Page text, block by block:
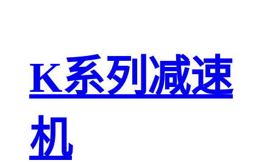
K系列减速
机